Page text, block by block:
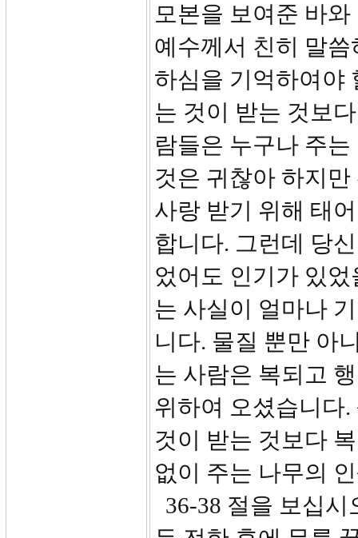
모본을 보여준 바
예수께서 친히 말
하심을 기억하여야
는 것이 받는 것보
람들은 누구나 주
것은 귀찮아 하지
사랑 받기 위해 태
합니다. 그런데 당
었어도 인기가 있
는 사실이 얼마나
니다. 물질 뿐만 아
는 사람은 복되고
위하여 오셨습니다
것이 받는 것보다
없이 주는 나무의
36-38 절을 보십